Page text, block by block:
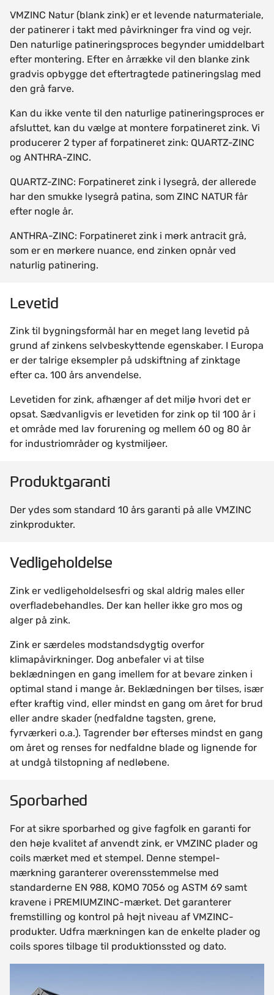
VMZINC Natur (blank zink) er et levende naturmateriale,
der patinerer i takt med påvirkninger fra vind og vejr.
Den naturlige patineringsproces begynder umiddelbart
efter montering. Efter en årrække vil den blanke zink
gradvis opbygge det eftertragtede patineringslag med
den grå farve.
Kan du ikke vente til den naturlige patineringsproces er
afsluttet, kan du vælge at montere forpatineret zink. Vi
producerer 2 typer af forpatineret zink: QUARTZ-ZINC
og ANTHRA-ZINC.
QUARTZ-ZINC: Forpatineret zink i lysegrå, der allerede
har den smukke lysegrå patina, som ZINC NATUR får
efter nogle år.
ANTHRA-ZINC: Forpatineret zink i mørk antracit grå,
som er en mørkere nuance, end zinken opnår ved
naturlig patinering.
Levetid
Zink til bygningsformål har en meget lang levetid på
grund af zinkens selvbeskyttende egenskaber. I Europa
er der talrige eksempler på udskiftning af zinktage
efter ca. 100 års anvendelse.
Levetiden for zink, afhænger af det miljø hvori det er
opsat. Sædvanligvis er levetiden for zink op til 100 år i
et område med lav forurening og mellem 60 og 80 år
for industriområder og kystmiljøer.
Produktgaranti
Der ydes som standard 10 års garanti på alle VMZINC
zinkprodukter.
Vedligeholdelse
Zink er vedligeholdelsesfri og skal aldrig males eller
overfladebehandles. Der kan heller ikke gro mos og
alger på zink.
Zink er særdeles modstandsdygtig overfor
klimapåvirkninger. Dog anbefaler vi at tilse
beklædningen en gang imellem for at bevare zinken i
optimal stand i mange år. Beklædningen bør tilses, især
efter kraftig vind, eller mindst en gang om året for brud
eller andre skader (nedfaldne tagsten, grene,
fyrværkeri o.a.). Tagrender bør efterses mindst en gang
om året og renses for nedfaldne blade og lignende for
at undgå tilstopning af nedløbene.
Sporbarhed
For at sikre sporbarhed og give fagfolk en garanti for
den høje kvalitet af anvendt zink, er VMZINC plader og
coils mærket med et stempel. Denne stempel-
mærkning garanterer overensstemmelse med
standarderne EN 988, KOMO 7056 og ASTM 69 samt
kravene i PREMIUMZINC-mærket. Det garanterer
fremstilling og kontrol på højt niveau af VMZINC-
produkter. Udfra mærkningen kan de enkelte plader og
coils spores tilbage til produktionssted og dato.